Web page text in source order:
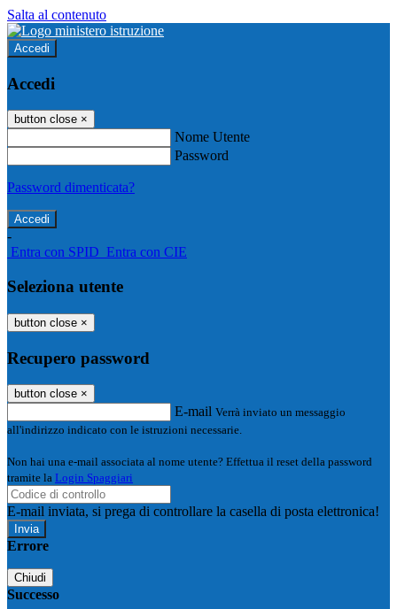
Salta al contenuto
Accedi
Accedi
button close ×
Nome Utente
Password
Password dimenticata?
-
Entra con SPID Entra con CIE
Seleziona utente
button close ×
Recupero password
button close ×
E-mail Verrà inviato un messaggio
all'indirizzo indicato con le istruzioni necessarie.
Non hai una e-mail associata al nome utente? Effettua il reset della password
tramite la Login Spaggiari
E-mail inviata, si prega di controllare la casella di posta elettronica!
Errore
Chiudi
Successo